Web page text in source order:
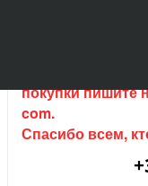
Интернет
покупки пишите
com.
Спасибо всем,